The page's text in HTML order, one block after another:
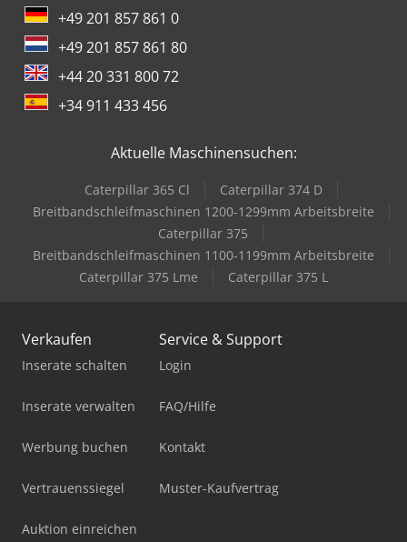
+49 201 857 861 0
+49 201 857 861 80
+44 20 331 800 72
+34 911 433 456
Aktuelle Maschinensuchen:
Caterpillar 365 Cl
Caterpillar 374 D
Breitbandschleifmaschinen 1200-1299mm Arbeitsbreite
Caterpillar 375
Breitbandschleifmaschinen 1100-1199mm Arbeitsbreite
Caterpillar 375 Lme
Caterpillar 375 L
Verkaufen
Inserate schalten
Inserate verwalten
Werbung buchen
Vertrauenssiegel
Auktion einreichen
Service & Support
Login
FAQ/Hilfe
Kontakt
Muster-Kaufvertrag